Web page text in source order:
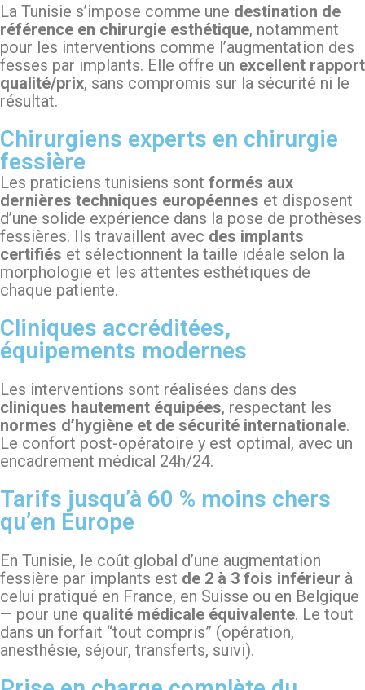
La Tunisie s’impose comme une destination de
référence en chirurgie esthétique, notamment
pour les interventions comme l’augmentation des
fesses par implants. Elle offre un excellent rapport
qualité/prix, sans compromis sur la sécurité ni le
résultat.
Chirurgiens experts en chirurgie
fessière
Les praticiens tunisiens sont formés aux
dernières techniques européennes et disposent
d’une solide expérience dans la pose de prothèses
fessières. Ils travaillent avec des implants
certifiés et sélectionnent la taille idéale selon la
morphologie et les attentes esthétiques de
chaque patiente.
Cliniques accréditées,
équipements modernes
Les interventions sont réalisées dans des
cliniques hautement équipées, respectant les
normes d’hygiène et de sécurité internationale.
Le confort post-opératoire y est optimal, avec un
encadrement médical 24h/24.
Tarifs jusqu’à 60 % moins chers
qu’en Europe
En Tunisie, le coût global d’une augmentation
fessière par implants est de 2 à 3 fois inférieur à
celui pratiqué en France, en Suisse ou en Belgique
— pour une qualité médicale équivalente. Le tout
dans un forfait “tout compris” (opération,
anesthésie, séjour, transferts, suivi).